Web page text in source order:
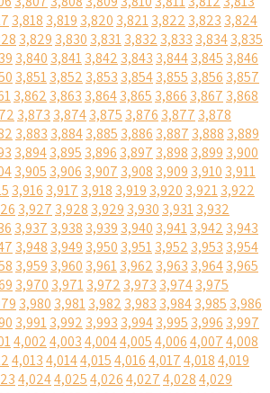
3,818 3,819 3,820 3,8213,822 3,823 3,824
3,829 3,830 3,8313,832 3,833 3,8343,835
3,840 3,8413,842 3,843 3,8443,845 3,846
3,8513,852 3,853 3,8543,855 3,856 3,857
3,862 3,863 3,8643,865 3,866 3,867 3,868
3,873 3,8743,875 3,876 3,877 3,878
3,883 3,8843,885 3,886 3,887 3,888 3,889
3,8943,895 3,896 3,897 3,898 3,899 3,900
3,905 3,906 3,907 3,908 3,909 3,910 3,911
3,916 3,917 3,918 3,919 3,920 3,9213,922
3,927 3,928 3,929 3,930 3,9313,932
3,937 3,938 3,939 3,940 3,9413,942 3,943
3,948 3,949 3,950 3,9513,952 3,953 3,954
3,959 3,960 3,9613,962 3,963 3,9643,965
3,970 3,9713,972 3,973 3,9743,975
3,980 3,9813,982 3,983 3,9843,985 3,986
3,9913,992 3,993 3,9943,995 3,996 3,997
4,0024,0034,0044,0054,0064,0074,008
4,0134,0144,0154,0164,0174,0184,019
4,0244,0254,0264,0274,0284,029